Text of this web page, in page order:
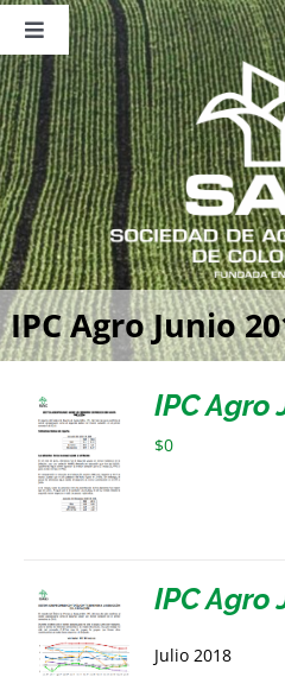
Saltar
contenido
Toggle
Navigation
Nosotros
Publicaciones
Sala de Prensa
Eventos
IPC Agro Junio
IPC Agro
$0
IPC Agro
Julio 2018